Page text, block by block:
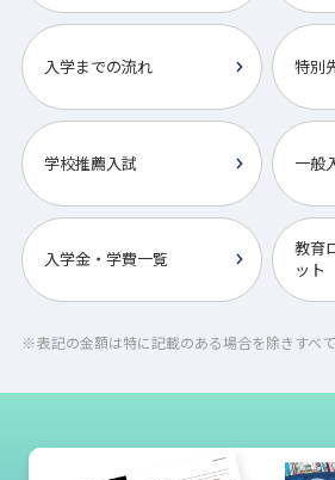
入学までの流れ 特別
学校推薦入試 一般
入学金・学費一覧
教育
ット
表記の金額は特に記載のある場合を除きすべて